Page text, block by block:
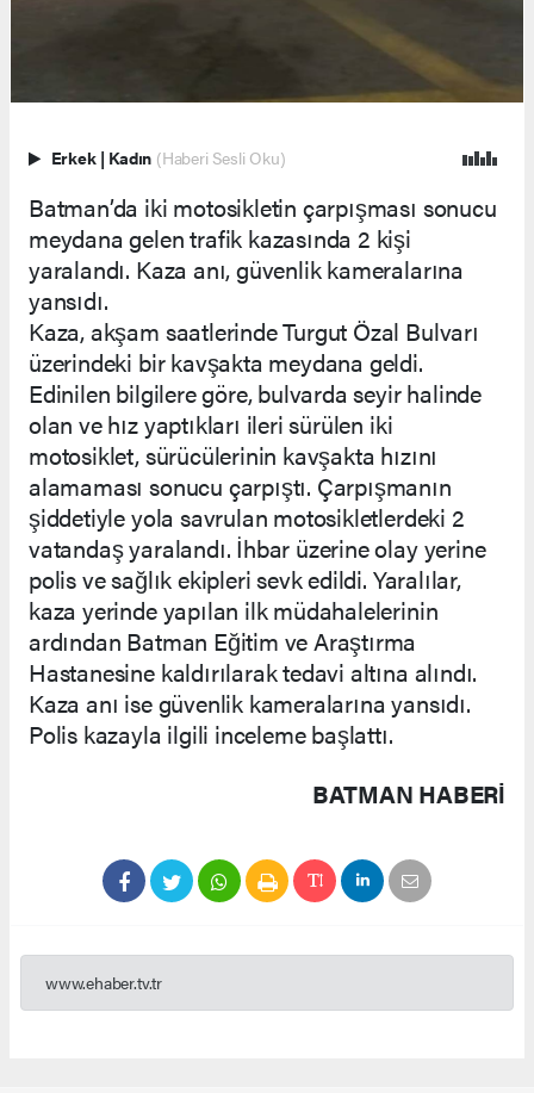
Erkek | Kadın (Haberi Sesli Oku)
Batman’da iki motosikletin çarpışması sonucu
meydana gelen trafik kazasında 2 kişi
yaralandı. Kaza anı, güvenlik kameralarına
yansıdı.
Kaza, akşam saatlerinde Turgut Özal Bulvarı
üzerindeki bir kavşakta meydana geldi.
Edinilen bilgilere göre, bulvarda seyir halinde
olan ve hız yaptıkları ileri sürülen iki
motosiklet, sürücülerinin kavşakta hızını
alamaması sonucu çarpıştı. Çarpışmanın
şiddetiyle yola savrulan motosikletlerdeki 2
vatandaş yaralandı. İhbar üzerine olay yerine
polis ve sağlık ekipleri sevk edildi. Yaralılar,
kaza yerinde yapılan ilk müdahalelerinin
ardından Batman Eğitim ve Araştırma
Hastanesine kaldırılarak tedavi altına alındı.
Kaza anı ise güvenlik kameralarına yansıdı.
Polis kazayla ilgili inceleme başlattı.
BATMAN HABERİ
www.ehaber.tv.tr